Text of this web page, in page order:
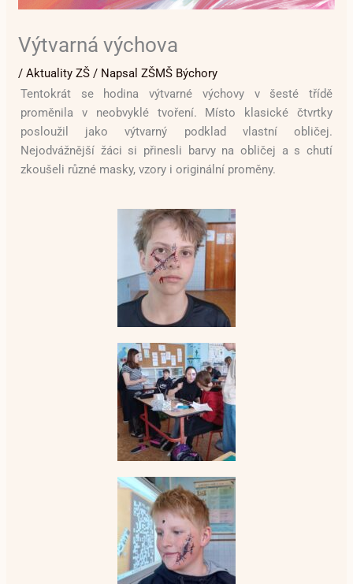
Výtvarná výchova
/Aktuality ZŠ / NapsalZŠMŠ Býchory
Tentokrát se hodina výtvarné výchovy v šesté třídě
proměnila v neobvyklé tvoření. Místo klasické čtvrtky
posloužil jako výtvarný podklad vlastní obličej.
Nejodvážnější žáci si přinesli barvy na obličej a s chutí
zkoušeli různé masky, vzory i originální proměny.